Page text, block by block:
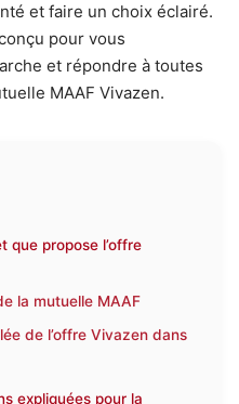
et faire un choix éclairé.
pour vous
et répondre à toutes
MAAF Vivazen.
que propose l’offre
la mutuelle MAAF
de l’offre Vivazen dans
expliquées pour la